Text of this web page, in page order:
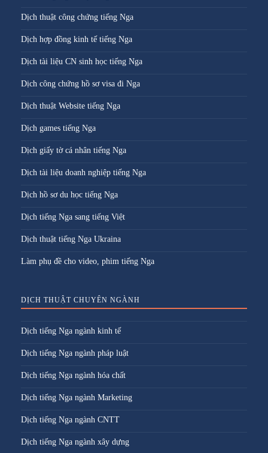
Dịch thuật công chứng tiếng Nga
Dịch hợp đồng kinh tế tiếng Nga
Dịch tài liệu CN sinh học tiếng Nga
Dịch công chứng hồ sơ visa đi Nga
Dịch thuật Website tiếng Nga
Dịch games tiếng Nga
Dịch giấy tờ cá nhân tiếng Nga
Dịch tài liệu doanh nghiệp tiếng Nga
Dịch hồ sơ du học tiếng Nga
Dịch tiếng Nga sang tiếng Việt
Dịch thuật tiếng Nga Ukraina
Làm phụ đề cho video, phim tiếng Nga
DỊCH THUẬT CHUYÊN NGÀNH
Dịch tiếng Nga ngành kinh tế
Dịch tiếng Nga ngành pháp luật
Dịch tiếng Nga ngành hóa chất
Dịch tiếng Nga ngành Marketing
Dịch tiếng Nga ngành CNTT
Dịch tiếng Nga ngành xây dựng